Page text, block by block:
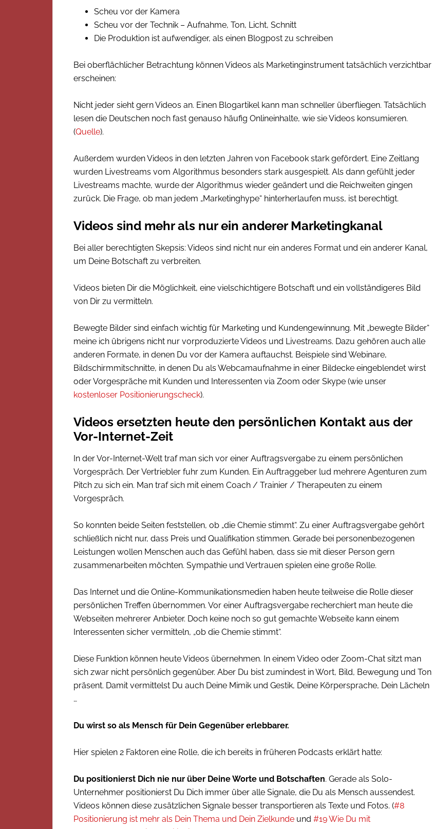
Scheu vor der Kamera
Scheu vor der Technik – Aufnahme, Ton, Licht, Schnitt
Die Produktion ist aufwendiger, als einen Blogpost zu schreiben
Bei oberflächlicher Betrachtung können Videos als Marketinginstrument tatsächlich verzichtbar
erscheinen:
Nicht jeder sieht gern Videos an. Einen Blogartikel kann man schneller überfliegen. Tatsächlich
lesen die Deutschen noch fast genauso häufig Onlineinhalte, wie sie Videos konsumieren.
(Quelle).
Außerdem wurden Videos in den letzten Jahren von Facebook stark gefördert. Eine Zeitlang
wurden Livestreams vom Algorithmus besonders stark ausgespielt. Als dann gefühlt jeder
Livestreams machte, wurde der Algorithmus wieder geändert und die Reichweiten gingen
zurück. Die Frage, ob man jedem „Marketinghype“ hinterherlaufen muss, ist berechtigt.
Videos sind mehr als nur ein anderer Marketingkanal
Bei aller berechtigten Skepsis: Videos sind nicht nur ein anderes Format und ein anderer Kanal,
um Deine Botschaft zu verbreiten.
Videos bieten Dir die Möglichkeit, eine vielschichtigere Botschaft und ein vollständigeres Bild
von Dir zu vermitteln.
Bewegte Bilder sind einfach wichtig für Marketing und Kundengewinnung. Mit „bewegte Bilder“
meine ich übrigens nicht nur vorproduzierte Videos und Livestreams. Dazu gehören auch alle
anderen Formate, in denen Du vor der Kamera auftauchst. Beispiele sind Webinare,
Bildschirmmitschnitte, in denen Du als Webcamaufnahme in einer Bildecke eingeblendet wirst
oder Vorgespräche mit Kunden und Interessenten via Zoom oder Skype (wie unser
kostenloser Positionierungscheck).
Videos ersetzten heute den persönlichen Kontakt aus der
Vor-Internet-Zeit
In der Vor-Internet-Welt traf man sich vor einer Auftragsvergabe zu einem persönlichen
Vorgespräch. Der Vertriebler fuhr zum Kunden. Ein Auftraggeber lud mehrere Agenturen zum
Pitch zu sich ein. Man traf sich mit einem Coach / Trainier / Therapeuten zu einem
Vorgespräch.
So konnten beide Seiten feststellen, ob „die Chemie stimmt“. Zu einer Auftragsvergabe gehört
schließlich nicht nur, dass Preis und Qualifikation stimmen. Gerade bei personenbezogenen
Leistungen wollen Menschen auch das Gefühl haben, dass sie mit dieser Person gern
zusammenarbeiten möchten. Sympathie und Vertrauen spielen eine große Rolle.
Das Internet und die Online-Kommunikationsmedien haben heute teilweise die Rolle dieser
persönlichen Treffen übernommen. Vor einer Auftragsvergabe recherchiert man heute die
Webseiten mehrerer Anbieter. Doch keine noch so gut gemachte Webseite kann einem
Interessenten sicher vermitteln, „ob die Chemie stimmt“.
Diese Funktion können heute Videos übernehmen. In einem Video oder Zoom-Chat sitzt man
sich zwar nicht persönlich gegenüber. Aber Du bist zumindest in Wort, Bild, Bewegung und Ton
präsent. Damit vermittelst Du auch Deine Mimik und Gestik, Deine Körpersprache, Dein Lächeln
…
Du wirst so als Mensch für Dein Gegenüber erlebbarer.
Hier spielen 2 Faktoren eine Rolle, die ich bereits in früheren Podcasts erklärt hatte:
Du positionierst Dich nie nur über Deine Worte und Botschaften. Gerade als Solo-
Unternehmer positionierst Du Dich immer über alle Signale, die Du als Mensch aussendest.
Videos können diese zusätzlichen Signale besser transportieren als Texte und Fotos. (#8
Positionierung ist mehr als Dein Thema und Dein Zielkunde und #19 Wie Du mit